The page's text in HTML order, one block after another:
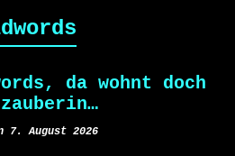
da wohnt doch
7. August 2026